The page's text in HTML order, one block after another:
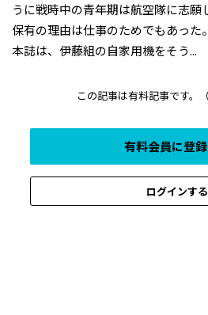
うに戦時中の青年期は航空隊に志
保有の理由は仕事のためでもあった
本誌は、伊藤組の自家用機をそう...
この記事は有料記事です。
有料会員に登
ログインする